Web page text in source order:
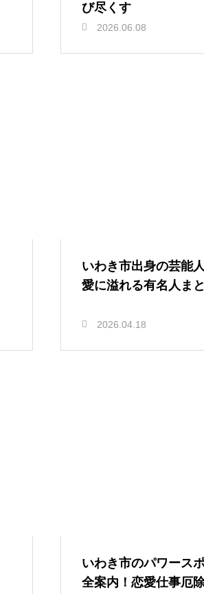
び尽くす
2026.06.08
いわき市出身の芸能
愛に溢れる有名人ま
2026.04.18
いわき市のパワース
全案内！恋愛仕事厄